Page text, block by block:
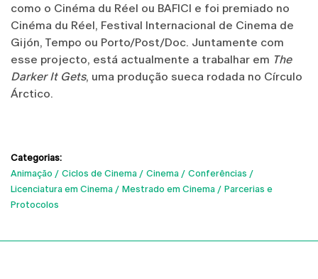
como o Cinéma du Réel ou BAFICI e foi premiado no
Cinéma du Réel, Festival Internacional de Cinema de
Gijón, Tempo ou Porto/Post/Doc. Juntamente com
esse projecto, está actualmente a trabalhar em The
Darker It Gets, uma produção sueca rodada no Círculo
Árctico.
Categorias:
Animação
Ciclos de Cinema Cinema
Conferências
Licenciatura em Cinema
Mestrado em Cinema
Parcerias e
Protocolos